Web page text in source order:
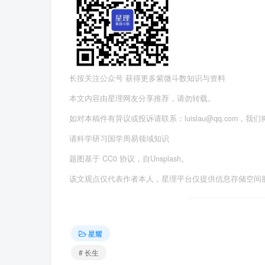
长按关注公众号 获得更多紫微斗数知识与资料
本文内容由星理网友分享推荐，请勿转载。
如对本稿件有异议或投诉请联系：luislau@qq.com，我们
请科学研习国学周易领域知识
题图基于 CC0 协议，自Unsplash。
该文观点仅代表作者本人，星理平台仅提供信息存储空间
星耀
# 长生